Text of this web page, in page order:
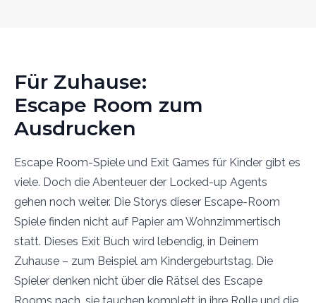
Für Zuhause:
Escape Room zum
Ausdrucken
Escape Room-Spiele und Exit Games für Kinder gibt es
viele. Doch die Abenteuer der Locked-up Agents
gehen noch weiter. Die Storys dieser Escape-Room
Spiele finden nicht auf Papier am Wohnzimmertisch
statt. Dieses Exit Buch wird lebendig, in Deinem
Zuhause – zum Beispiel am Kindergeburtstag. Die
Spieler denken nicht über die Rätsel des Escape